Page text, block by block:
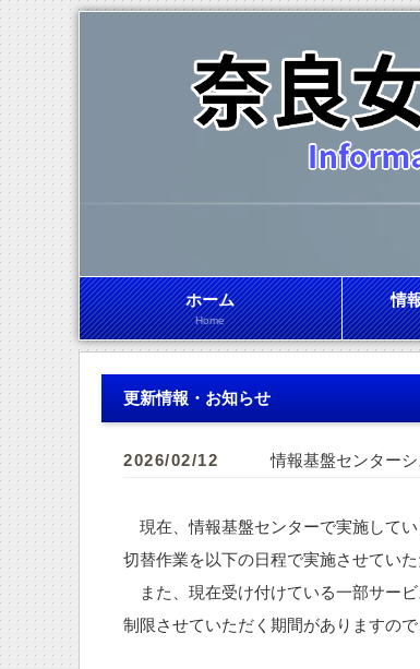
ホーム
Home
情
更新情報・お知らせ
2026/02/12 情報基盤センター
現在、情報基盤センターで実施して
切替作業を以下の日程で実施させていた
また、現在受け付けている一部サー
制限させていただく期間がありますので